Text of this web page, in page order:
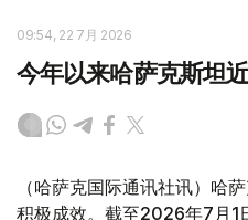
09:54, 22 7月 2026
今年以来哈萨克斯坦
（哈萨克国际通讯社讯）哈
积极成效。截至2026年7月